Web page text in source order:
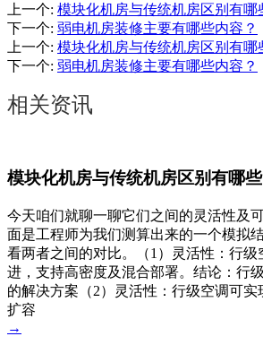
上一个: 模块化机房与传统机房区别有哪
下一个: 弱电机房装修主要有哪些内容？
上一个: 模块化机房与传统机房区别有哪
下一个: 弱电机房装修主要有哪些内容？
相关资讯
模块化机房与传统机房区别有哪些
今天咱们就聊一聊它们之间的灵活性及
面是工程师为我们测算出来的一个模拟
看两者之间的对比。（1）灵活性：行
进，支持高密度及混合部署。结论：行
的解决方案（2）灵活性：行级空调可
扩容
→